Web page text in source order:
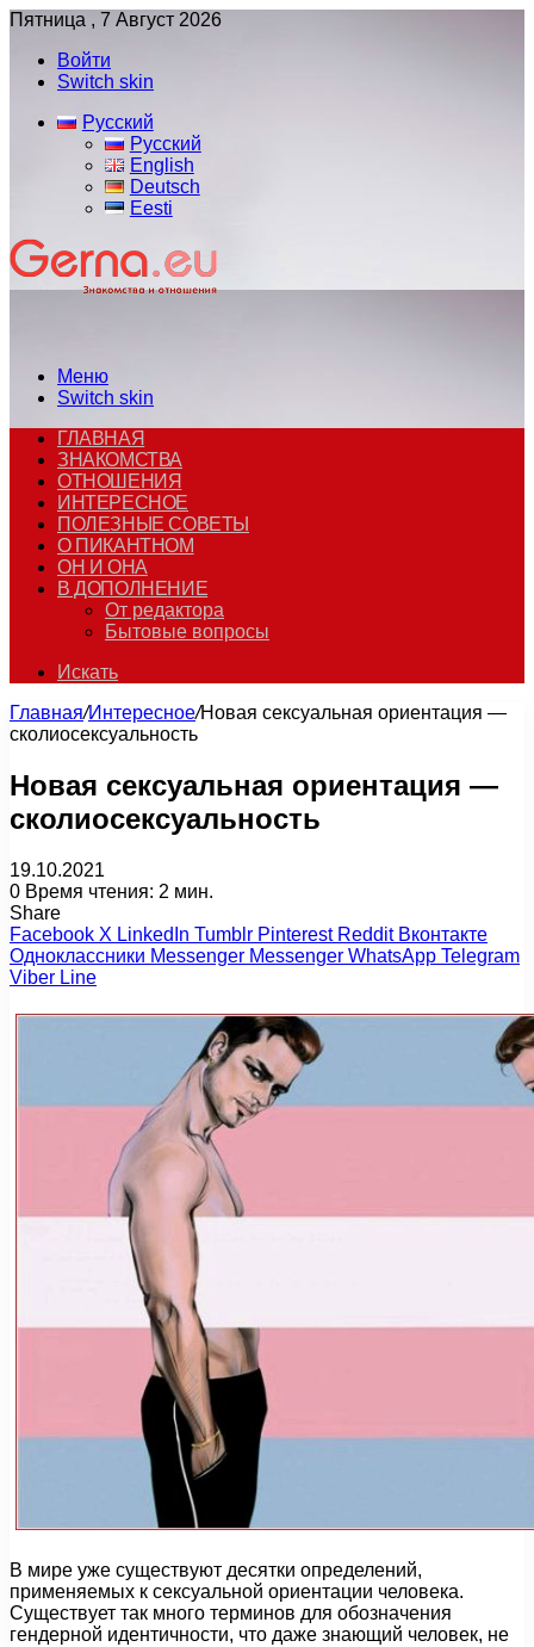
Пятница , 7 Август 2026
Войти
Switch skin
Русский
Русский
English
Deutsch
Eesti
Меню
Switch skin
ГЛАВНАЯ
ЗНАКОМСТВА
ОТНОШЕНИЯ
ИНТЕРЕСНОЕ
ПОЛЕЗНЫЕ СОВЕТЫ
О ПИКАНТНОМ
ОН И ОНА
В ДОПОЛНЕНИЕ
От редактора
Бытовые вопросы
Искать
Главная/Интересное/Новая сексуальная ориентация —
сколиосексуальность
Новая сексуальная ориентация —
сколиосексуальность
19.10.2021
0 Время чтения: 2 мин.
Share
Facebook X LinkedIn Tumblr Pinterest Reddit Вконтакте
Одноклассники Messenger Messenger WhatsApp Telegram
Viber Line
В мире уже существуют десятки определений,
применяемых к сексуальной ориентации человека.
Существует так много терминов для обозначения
гендерной идентичности, что даже знающий человек, не